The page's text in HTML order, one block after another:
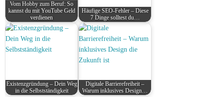
Vom Hobby zum Beruf: So
kannst du mit YouTube Geld
verdienen
Häufige SEO-Fehler – Diese
7 Dinge solltest du…
Existenzgründung – Dein Weg
in die Selbstständigkeit
Digitale Barrierefreiheit –
Warum inklusives Design…